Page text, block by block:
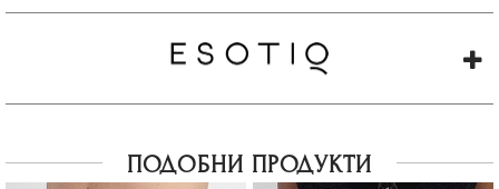
ПОДОБНИ ПРОДУКТИ